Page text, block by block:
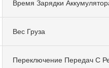
Время Зарядки
Вес Груза
Переключение Передач С